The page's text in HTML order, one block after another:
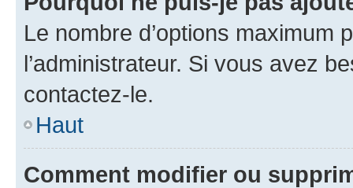
Le nombre d’options maximum
l’administrateur. Si vous avez
contactez-le.
Haut
Comment modifier ou